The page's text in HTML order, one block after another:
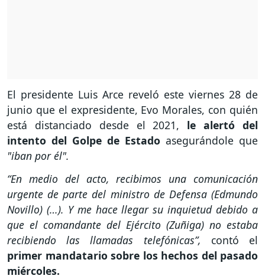
El presidente Luis Arce reveló este viernes 28 de
junio que el expresidente, Evo Morales, con quién
está distanciado desde el 2021, le alertó del
intento del Golpe de Estado asegurándole que
"iban por él".
“En medio del acto, recibimos una comunicación
urgente de parte del ministro de Defensa (Edmundo
Novillo) (…). Y me hace llegar su inquietud debido a
que el comandante del Ejército (Zuñiga) no estaba
recibiendo las llamadas telefónicas”, contó el
primer mandatario sobre los hechos del pasado
miércoles.